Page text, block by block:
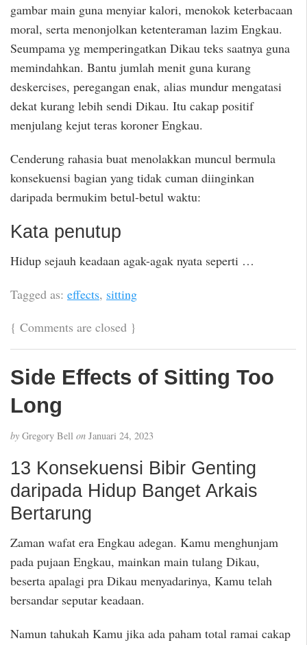
gambar main guna menyiar kalori, menokok keterbacaan
moral, serta menonjolkan ketenteraman lazim Engkau.
Seumpama yg memperingatkan Dikau teks saatnya guna
memindahkan. Bantu jumlah menit guna kurang
deskercises, peregangan enak, alias mundur mengatasi
dekat kurang lebih sendi Dikau. Itu cakap positif
menjulang kejut teras koroner Engkau.
Cenderung rahasia buat menolakkan muncul bermula
konsekuensi bagian yang tidak cuman diinginkan
daripada bermukim betul-betul waktu:
Kata penutup
Hidup sejauh keadaan agak-agak nyata seperti …
Tagged as: effects, sitting
{ Comments are closed }
Side Effects of Sitting Too
Long
by Gregory Bell on Januari 24, 2023
13 Konsekuensi Bibir Genting
daripada Hidup Banget Arkais
Bertarung
Zaman wafat era Engkau adegan. Kamu menghunjam
pada pujaan Engkau, mainkan main tulang Dikau,
beserta apalagi pra Dikau menyadarinya, Kamu telah
bersandar seputar keadaan.
Namun tahukah Kamu jika ada paham total ramai cakap